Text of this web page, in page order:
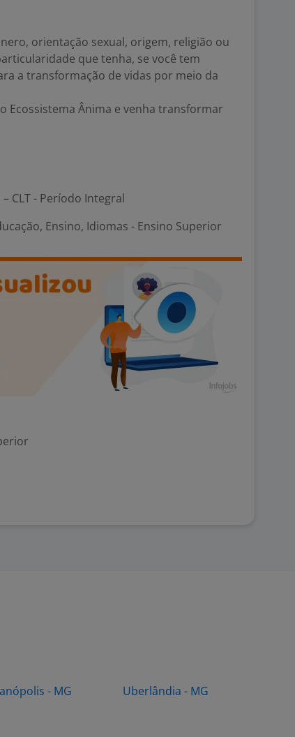
orientação sexual, origem, religião ou
que tenha, se você tem
a transformação de vidas por meio da
Ecossistema Ânima e venha transformar
– CLT - Período Integral
Ensino, Idiomas - Ensino Superior
- MG Uberlândia - MG